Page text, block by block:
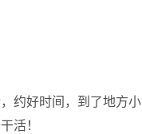
约好时间，到了地方小
活！